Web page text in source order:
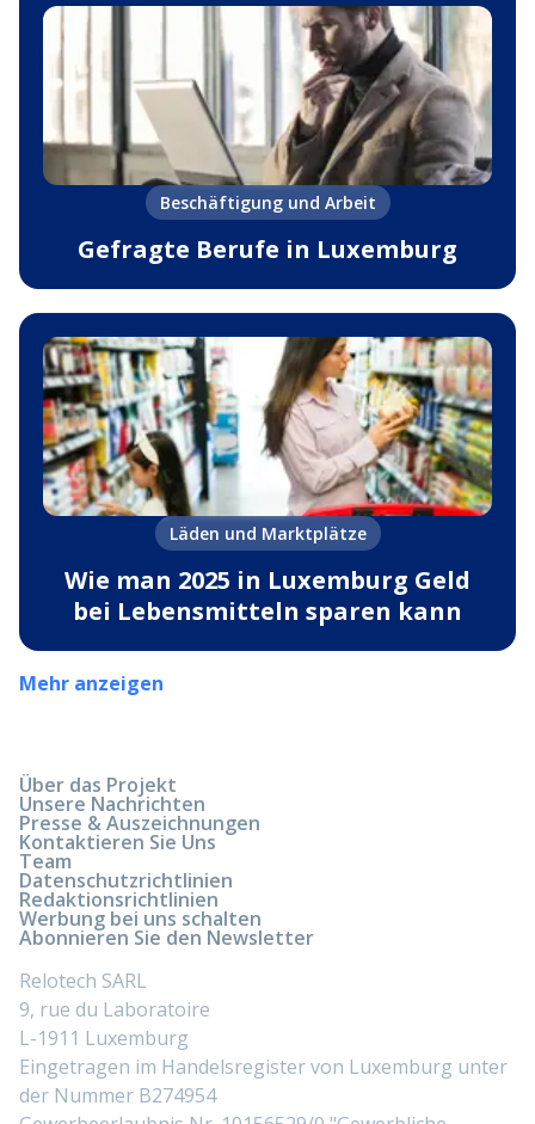
Beschäftigung und Arbeit
Gefragte Berufe in Luxemburg
Läden und Marktplätze
Wie man 2025 in Luxemburg Geld
bei Lebensmitteln sparen kann
Mehr anzeigen
Über das Projekt
Unsere Nachrichten
Presse & Auszeichnungen
Kontaktieren Sie Uns
Team
Datenschutzrichtlinien
Redaktionsrichtlinien
Werbung bei uns schalten
Abonnieren Sie den Newsletter
Relotech SARL
9, rue du Laboratoire
L-1911 Luxemburg
Eingetragen im Handelsregister von Luxemburg unter
der Nummer B274954